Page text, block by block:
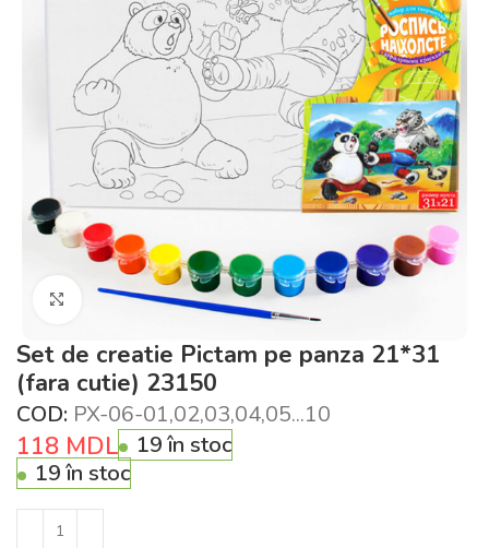
Click pentru a mări
Set de creatie Pictam pe panza 21*31
(fara cutie) 23150
COD: PX-06-01,02,03,04,05...10
118 MDL
19 în stoc
19 în stoc